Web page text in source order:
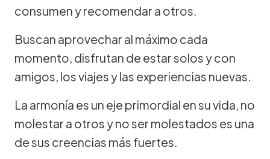
consumen y recomendar a otros.
Buscan aprovechar al máximo cada
momento, disfrutan de estar solos y con
amigos, los viajes y las experiencias nuevas.
La armonía es un eje primordial en su vida, no
molestar a otros y no ser molestados es una
de sus creencias más fuertes.